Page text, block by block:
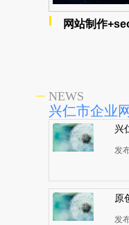
网站制作
NEWS
兴仁市企业
兴
发
原
发